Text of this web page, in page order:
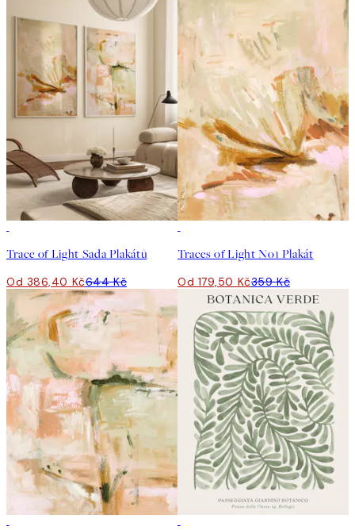
Trace of Light Sada Plakátů
Od 386,40 Kč644 Kč
Traces of Light No1 Plakát
Od 179,50 Kč359 Kč